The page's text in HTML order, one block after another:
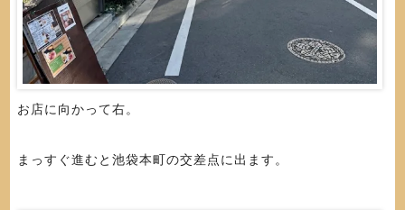
お店に向かって右。
まっすぐ進むと池袋本町の交差点に出ます。